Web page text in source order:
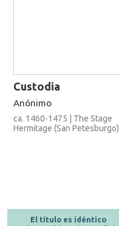
Custodia
Anónimo
ca. 1460-1475 | The Stage
Hermitage (San Petesburgo)
El título es idéntico